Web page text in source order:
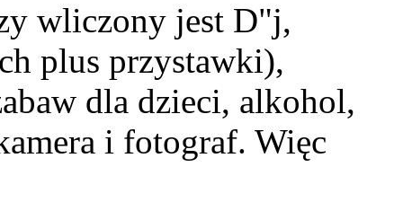
wliczony jest D"j,
plus przystawki),
dla dzieci, alkohol,
i fotograf. Więc